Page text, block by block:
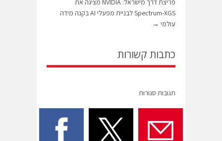
פריצת דרך מישראל: NVIDIA מציגה את
Spectrum-XGS לבניית מפעלי AI בקנה מידה
עולמי →
כתבות קשורות
תגובות סגורות